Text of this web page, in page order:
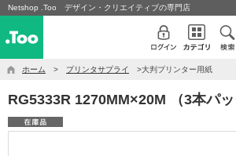
Netshop .Too デザイン・クリエイティブの専門店
ホーム > プリンタサプライ >大判プリンター用紙
RG5333R 1270MM×20M （3本パッ